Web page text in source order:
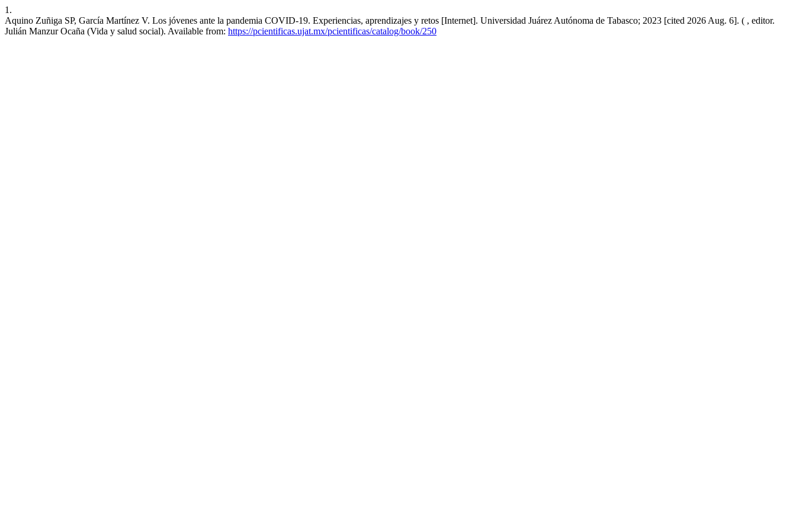
1.
Aquino Zuñiga SP, García Martínez V. Los jóvenes ante la pandemia COVID-19. Experiencias, aprendizajes y retos [Internet]. Universidad Juárez Autónoma de Tabasco; 2023 [cited 2026 Aug. 6]. ( , editor.
Julián Manzur Ocaña (Vida y salud social). Available from: https://pcientificas.ujat.mx/pcientificas/catalog/book/250